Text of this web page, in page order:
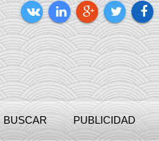
BUSCAR PUBLICIDAD